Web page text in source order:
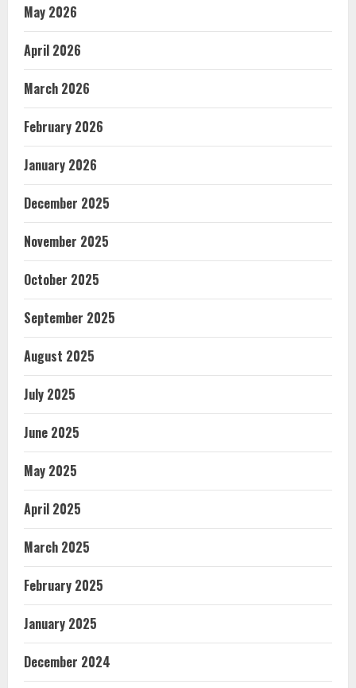
May 2026
April 2026
March 2026
February 2026
January 2026
December 2025
November 2025
October 2025
September 2025
August 2025
July 2025
June 2025
May 2025
April 2025
March 2025
February 2025
January 2025
December 2024